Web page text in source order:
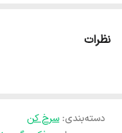
مناسب کرده و فضای کافی
تجربه‌ای لذت‌بخش از آشپزی
نظرات
دسته‌بندی: سرخ کن